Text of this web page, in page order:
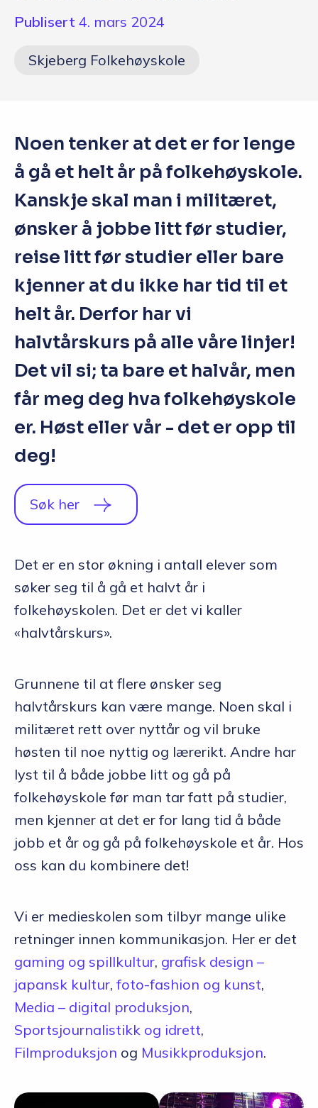
Publisert 4. mars 2024
Skjeberg Folkehøyskole
Noen tenker at det er for lenge
å gå et helt år på folkehøyskole.
Kanskje skal man i militæret,
ønsker å jobbe litt før studier,
reise litt før studier eller bare
kjenner at du ikke har tid til et
helt år. Derfor har vi
halvtårskurs på alle våre linjer!
Det vil si; ta bare et halvår, men
får meg deg hva folkehøyskole
er. Høst eller vår - det er opp til
deg!
Søk her
Det er en stor økning i antall elever som
søker seg til å gå et halvt år i
folkehøyskolen. Det er det vi kaller
«halvtårskurs».
Grunnene til at flere ønsker seg
halvtårskurs kan være mange. Noen skal i
militæret rett over nyttår og vil bruke
høsten til noe nyttig og lærerikt. Andre har
lyst til å både jobbe litt og gå på
folkehøyskole før man tar fatt på studier,
men kjenner at det er for lang tid å både
jobb et år og gå på folkehøyskole et år. Hos
oss kan du kombinere det!
Vi er medieskolen som tilbyr mange ulike
retninger innen kommunikasjon. Her er det
gaming og spillkultur, grafisk design –
japansk kultur, foto-fashion og kunst,
Media – digital produksjon,
Sportsjournalistikk og idrett,
Filmproduksjon og Musikkproduksjon.